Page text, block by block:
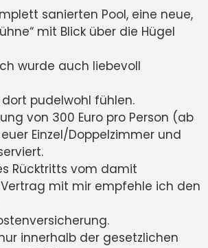
sanierten Pool, eine neue,
mit Blick über die Hügel
wurde auch liebevoll
pudelwohl fühlen.
von 300 Euro pro Person (ab
Einzel/Doppelzimmer und
Rücktritts vom damit
mit mir empfehle ich den
innerhalb der gesetzlichen